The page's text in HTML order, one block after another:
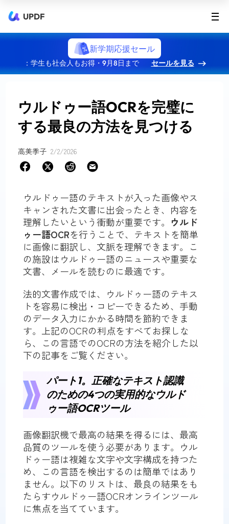
UPDF
新学期応援セール
：学生も社会人もお得・9月8日まで セールを見る
ウルドゥー語OCRを完璧に
する最良の方法を見つける
高美季子 2/2/2026
ウルドゥー語のテキストが入った画像やス
キャンされた文書に出会ったとき、内容を
理解したいという衝動が重要です。 ウルド
ゥー語OCRを行うことで、テキストを簡単
に画像に翻訳し、文脈を理解できます。こ
の施設はウルドゥー語のニュースや重要な
文書、メールを読むのに最適です。
法的文書作成では、ウルドゥー語のテキス
トを容易に検出・コピーできるため、手動
のデータ入力にかかる時間を節約できま
す。上記のOCRの利点をすべてお探しな
ら、この言語でのOCRの方法を紹介した以
下の記事をご覧ください。
パート1。正確なテキスト認識
のための4つの実用的なウルド
ゥー語OCRツール
画像翻訳機で最高の結果を得るには、最高
品質のツールを使う必要があります。ウル
ドゥー語は複雑な文字や文字構成を持つた
め、この言語を検出するのは簡単ではあり
ません。以下のリストは、最良の結果をも
たらすウルドゥー語OCRオンラインツール
に焦点を当てています。